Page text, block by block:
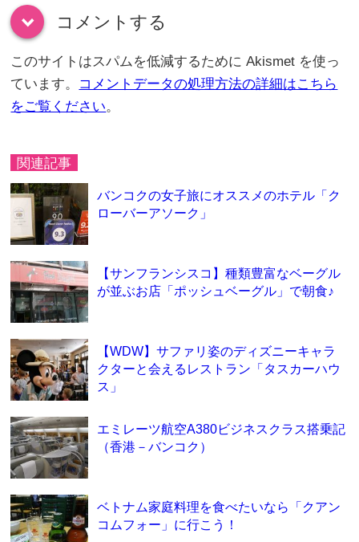
down コメントする
このサイトはスパムを低減するために Akismet を使っ
ています。 コメントデータの処理方法の詳細はこちら
をご覧ください。
関連記事
バンコクの女子旅にオススメのホテル「ク
ローバーアソーク」
【サンフランシスコ】種類豊富なベーグル
が並ぶお店「ポッシュベーグル」で朝食♪
【WDW】サファリ姿のディズニーキャラ
クターと会えるレストラン「タスカーハウ
ス」
エミレーツ航空A380ビジネスクラス搭乗記
（香港－バンコク）
ベトナム家庭料理を食べたいなら「クアン
コムフォー」に行こう！